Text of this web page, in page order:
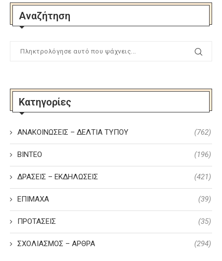
Αναζήτηση
Κατηγορίες
ΑΝΑΚΟΙΝΩΣΕΙΣ – ΔΕΛΤΙΑ ΤΥΠΟΥ (762)
ΒΙΝΤΕΟ (196)
ΔΡΑΣΕΙΣ – ΕΚΔΗΛΩΣΕΙΣ (421)
ΕΠΙΜΑΧΑ (39)
ΠΡΟΤΑΣΕΙΣ (35)
ΣΧΟΛΙΑΣΜΟΣ – ΑΡΘΡΑ (294)